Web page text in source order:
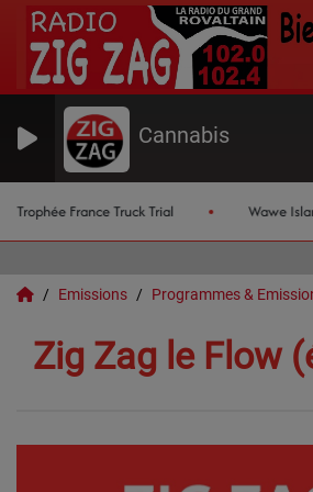
Cannabis
Trophée France Truck Trial Wawe
Emissions Programmes &
Zig Zag le Flow